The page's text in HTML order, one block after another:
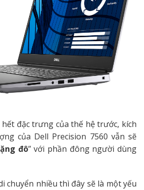
đặc trưng của thế hệ trước, kích
của Dell Precision 7560 vẫn sẽ
đô” với phần đông người dùng
chuyển nhiều thì đây sẽ là một yếu